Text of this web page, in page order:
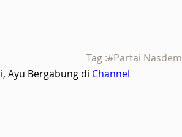
Tag :#Partai Nasdem
Ayu Bergabung di Channel